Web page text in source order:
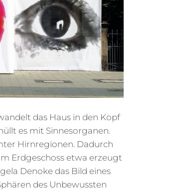
das Haus in den Kopf
es mit Sinnesorganen.
Hirnregionen. Dadurch
Erdgeschoss etwa erzeugt
Denoke das Bild eines
des Unbewussten